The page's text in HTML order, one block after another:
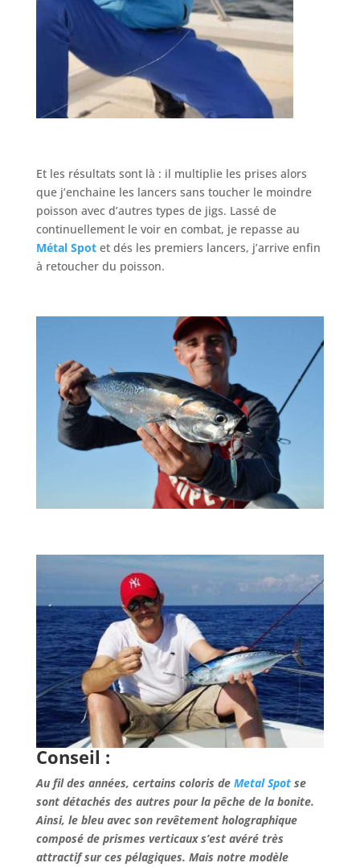
Et les résultats sont là : il multiplie les prises alors
que j’enchaine les lancers sans toucher le moindre
poisson avec d’autres types de jigs. Lassé de
continuellement le voir en combat, je repasse au
Métal Spot et dés les premiers lancers, j’arrive enfin
à retoucher du poisson.
Conseil :
Au fil des années, certains coloris de Metal Spot se
sont détachés des autres pour la pêche de la bonite.
Ainsi, le bleu avec son revêtement holographique
composé de prismes verticaux s’est avéré très
attractif sur ces pélagiques. Mais notre modèle